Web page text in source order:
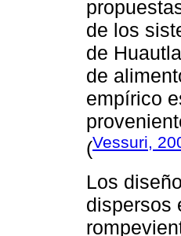
de los
de
de
empírico
(Vessuri,
Los
dispersos